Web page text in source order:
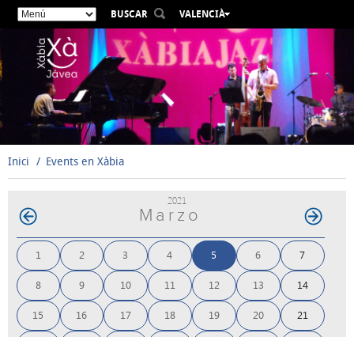
BUSCAR
VALENCIÀ
ESPAÑOL
ENGLISH
DEUTSCH
РУССКИЙ
Inici Events en Xàbia
2021
Marzo
1 2 3 4 5 6 7
8 9 10 11 12 13 14
15 16 17 18 19 20 21